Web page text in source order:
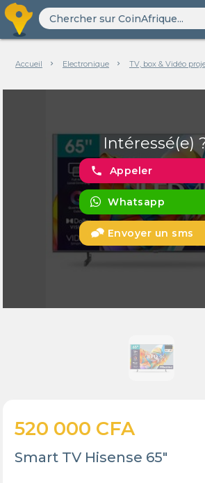
Accueil Electronique TV, box & Vidéo
Intéressé(e)
phone Appeler
Whatsapp
Envoyer un sms
520 000 CFA
Smart TV Hisense 65"